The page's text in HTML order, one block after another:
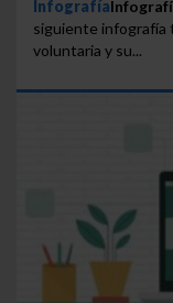
Infografía
siguiente infografía
voluntaria y su...